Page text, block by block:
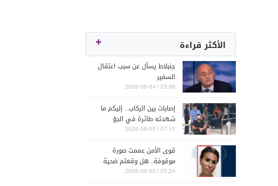
الأكثر قراءة
جنبلاط يسأل عن سبب اعتقال
السفير
23:36 | 2026-08-04
إصابات بين الركاب... إليكم ما
شهدته طائرة في الجوّ
07:15 | 2026-08-05
قوى الأمن عممت صورة
موقوفة.. هل وقعتم ضحية
أعمالها؟
05:24 | 2026-08-05